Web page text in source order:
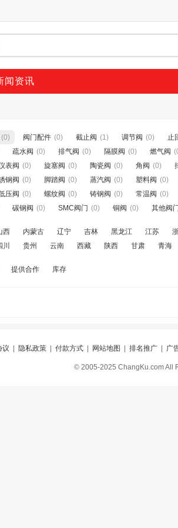
闻资讯
(0) 阀门配件 (0) 截止阀 (1) 调节阀 (0) 止
疏水阀 (0) 排气阀 (0) 隔膜阀 (0) 燃气阀
表阀 (0) 旋塞阀 (0) 陶瓷阀 (0) 角阀 (0)
钢阀 (0) 脚踏阀 (0) 蒸汽阀 (0) 塑料阀 (0)
压阀 (0) 螺纹阀 (0) 铸钢阀 (0) 常温阀 (0)
碳钢阀 (0) SMC阀门 (0) 铜阀 (0) 其他阀
西 内蒙古 辽宁 吉林 黑龙江 江苏
川 贵州 云南 西藏 陕西 甘肃 青海
提供合作 库存
议 隐私政策| 付款方式| 网站地图 排名推广| 广
© 2005-2025 ChangKu.com All